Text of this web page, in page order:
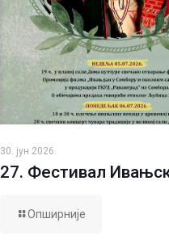
30. јун 2026.
27. Фестивал
Опширније